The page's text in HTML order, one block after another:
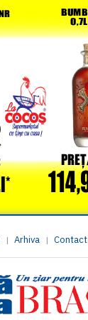
| Arhiva | Contact